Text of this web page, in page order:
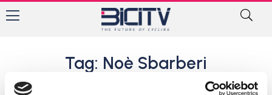
Tag: Noè Sbarberi